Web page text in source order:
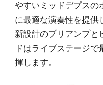
やすいミッドデプスの
に最適な演奏性を提供
新設計のプリアンプと
ドはライブステージ
揮します。